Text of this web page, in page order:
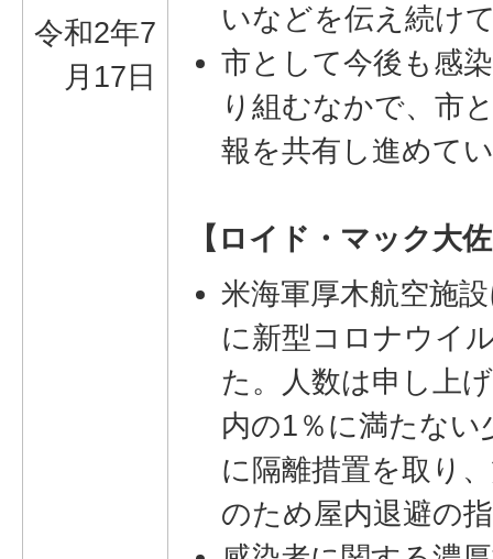
令和2年7
月17日
いなどを伝え続け
市として今後も感
り組むなかで、市
報を共有し進めて
【ロイド・マック大
米海軍厚木航空施
に新型コロナウイ
た。人数は申し上
内の1％に満たな
に隔離措置を取り
のため屋内退避の